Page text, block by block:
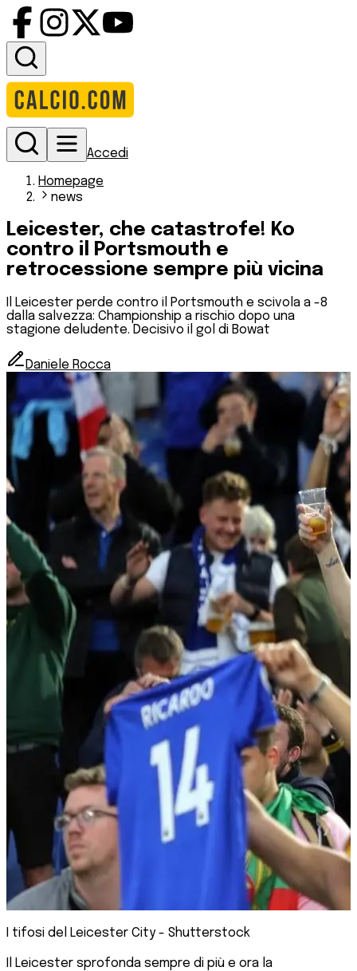
Accedi
Homepage
news
Leicester, che catastrofe! Ko
contro il Portsmouth e
retrocessione sempre più vicina
Il Leicester perde contro il Portsmouth e scivola a -8
dalla salvezza: Championship a rischio dopo una
stagione deludente. Decisivo il gol di Bowat
Daniele Rocca
I tifosi del Leicester City - Shutterstock
Il Leicester sprofonda sempre di più e ora la